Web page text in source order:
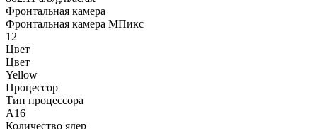
Фронтальная камера
Фронтальная камера МПикс
12
Цвет
Цвет
Yellow
Процессор
Тип процессора
A16
Количество ядер